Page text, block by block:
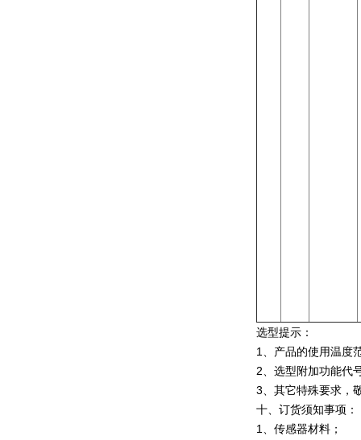
选型提示：
1、产品的使用温度
2、选型附加功能代
3、其它特殊要求，
十、订货须知事项
1、传感器材料；